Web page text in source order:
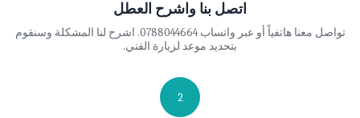
اتصل بنا واشرح العطل
تواصل معنا هاتفياً أو عبر واتساب 0788044664. اشرح لنا المشكلة وسنقوم
بتحديد موعد لزيارة الفني.
2